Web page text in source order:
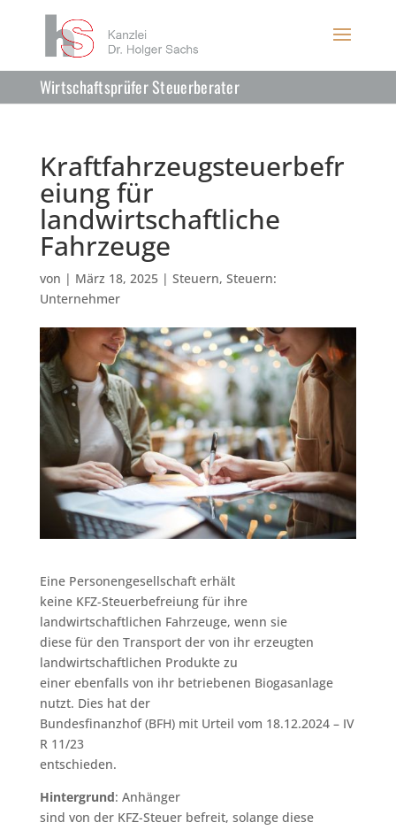
Wirtschaftsprüfer Steuerberater
Kraftfahrzeugsteuerbefr
eiung für
landwirtschaftliche
Fahrzeuge
von | März 18, 2025| Steuern, Steuern:
Unternehmer
Eine Personengesellschaft erhält
keine KFZ-Steuerbefreiung für ihre
landwirtschaftlichen Fahrzeuge, wenn sie
diese für den Transport der von ihr erzeugten
landwirtschaftlichen Produkte zu
einer ebenfalls von ihr betriebenen Biogasanlage
nutzt. Dies hat der
Bundesfinanzhof (BFH) mit Urteil vom 18.12.2024 – IV
R 11/23
entschieden.
Hintergrund: Anhänger
sind von der KFZ-Steuer befreit, solange diese